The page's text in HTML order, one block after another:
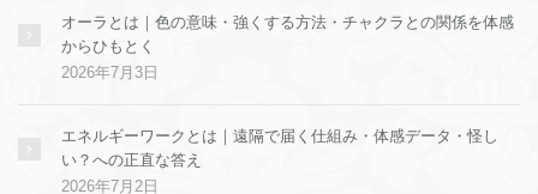
オーラとは｜色の意味・強くする方法・チャクラとの関係を体感
からひもとく
2026年7月3日
エネルギーワークとは｜遠隔で届く仕組み・体感データ・怪し
い？への正直な答え
2026年7月2日